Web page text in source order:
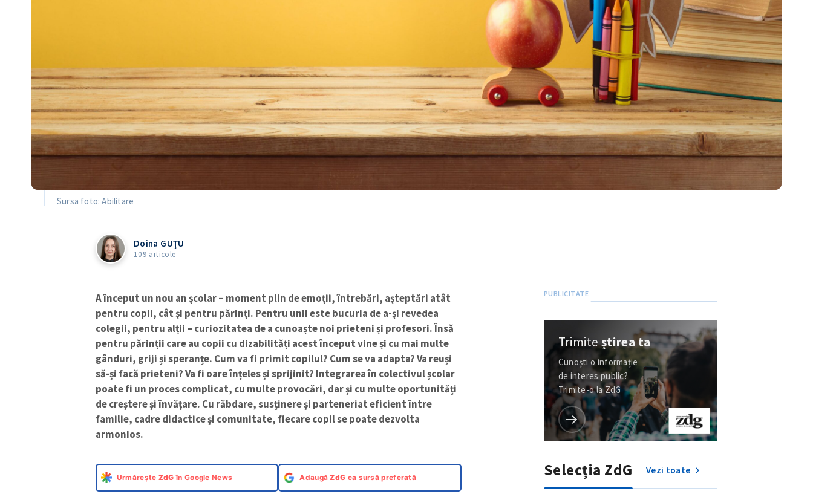
Sursa foto: Abilitare
Doina GUȚU
109 articole
A început un nou an școlar – moment plin de emoții, întrebări, așteptări atât
pentru copii, cât și pentru părinți. Pentru unii este bucuria de a-și revedea
colegii, pentru alții – curiozitatea de a cunoaște noi prieteni și profesori. Însă
pentru părinții care au copii cu dizabilități acest început vine și cu mai multe
gânduri, griji și speranțe. Cum va fi primit copilul? Cum se va adapta? Va reuși
să-și facă prieteni? Va fi oare înțeles și sprijinit? Integrarea în colectivul școlar
poate fi un proces complicat, cu multe provocări, dar și cu multe oportunități
de creștere și învățare. Cu răbdare, susținere și parteneriat eficient între
familie, cadre didactice și comunitate, fiecare copil se poate dezvolta
armonios.
Urmărește ZdG în Google News AdaugăZdG ca sursă preferată
Trimiteștirea ta
Cunoști o informație
de interes public?
Trimite-o la ZdG
Selecția ZdG Vezi toate